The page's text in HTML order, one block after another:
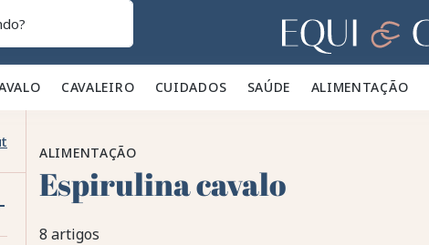
Lar
🐎 CAVALEIRO 👕 CUIDADOS 🪮 SAÚDE ✨ ALIMENTAÇÃO 🥕
ALIMENTAÇÃO
Espirulina cavalo
8 artigos